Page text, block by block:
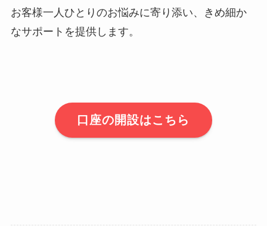
お客様一人ひとりのお悩みに寄り添い、きめ細か
なサポートを提供します。
口座の開設はこちら